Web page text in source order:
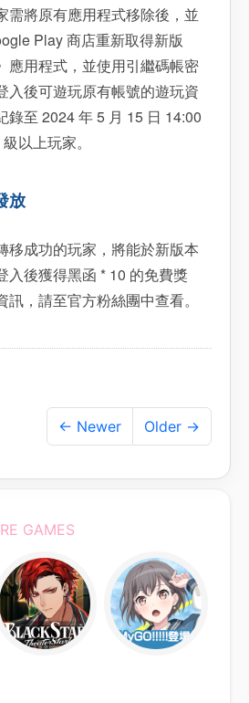
需將原有應用程式移除後，並
Play 商店重新取得新版
應用程式，並使用引繼碼帳密
入後可遊玩原有帳號的遊玩資
錄至 2024 年 5 月 15 日 14:00
以上玩家。
放
成功的玩家，將能於新版本
入後獲得黑函 * 10 的免費獎
，請至官方粉絲團中查看。
← Newer Older →
GAMES